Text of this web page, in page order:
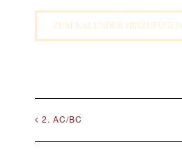
ZUM KALENDER HINZUFÜGEN
2. AC/BC